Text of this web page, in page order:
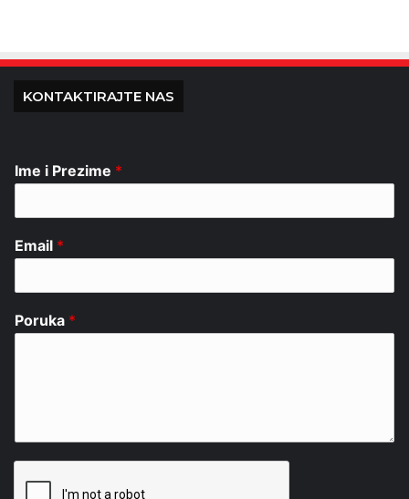
KONTAKTIRAJTE NAS
Ime i Prezime *
Email *
Poruka *